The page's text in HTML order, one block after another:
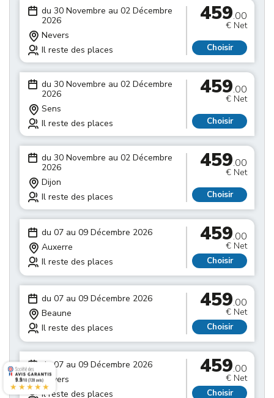
du 30 Novembre au 02 Décembre
2026
Nevers
Il reste des places
459.00
€ Net
Choisir
du 30 Novembre au 02 Décembre
2026
Sens
Il reste des places
459.00
€ Net
Choisir
du 30 Novembre au 02 Décembre
2026
Dijon
Il reste des places
459.00
€ Net
Choisir
du 07 au 09 Décembre 2026
Auxerre
Il reste des places
459.00
€ Net
Choisir
du 07 au 09 Décembre 2026
Beaune
Il reste des places
459.00
€ Net
Choisir
du 07 au 09 Décembre 2026
Nevers
Il reste des places
459.00
€ Net
Choisir
9.9/10 (728 avis)
★★★★★